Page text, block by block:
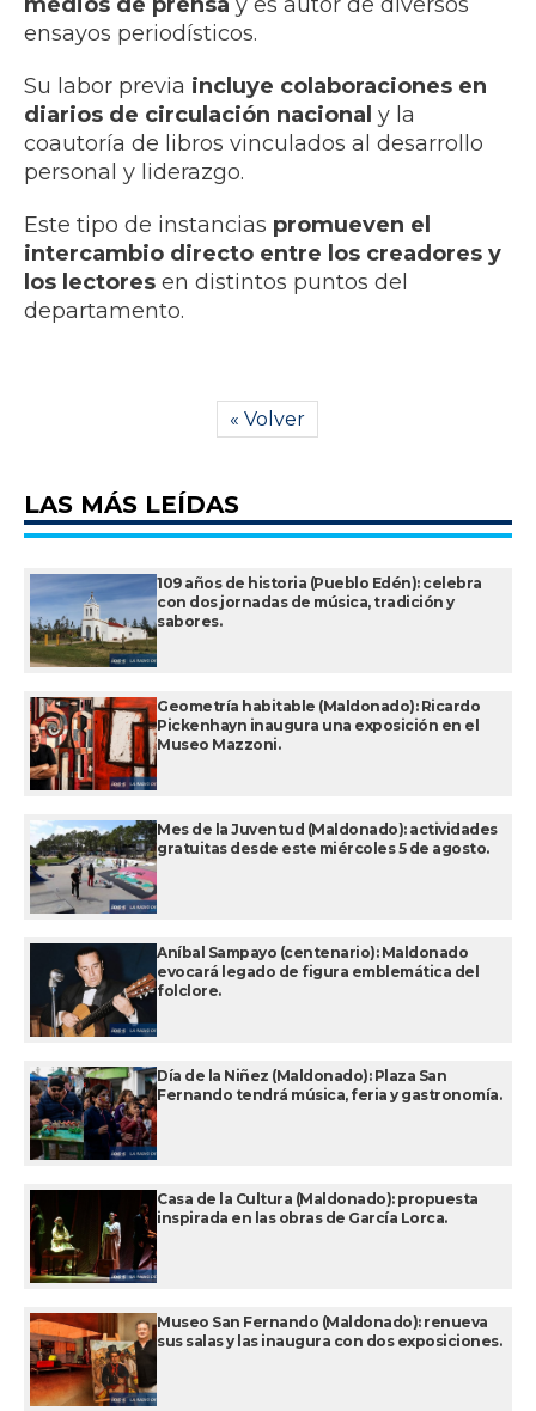
medios de prensa y es autor de diversos
ensayos periodísticos.
Su labor previa incluye colaboraciones en
diarios de circulación nacional y la
coautoría de libros vinculados al desarrollo
personal y liderazgo.
Este tipo de instancias promueven el
intercambio directo entre los creadores y
los lectores en distintos puntos del
departamento.
« Volver
LAS MÁS LEÍDAS
109 años de historia (Pueblo Edén): celebra
con dos jornadas de música, tradición y
sabores.
Geometría habitable (Maldonado): Ricardo
Pickenhayn inaugura una exposición en el
Museo Mazzoni.
Mes de la Juventud (Maldonado): actividades
gratuitas desde este miércoles 5 de agosto.
Aníbal Sampayo (centenario): Maldonado
evocará legado de figura emblemática del
folclore.
Día de la Niñez (Maldonado): Plaza San
Fernando tendrá música, feria y gastronomía.
Casa de la Cultura (Maldonado): propuesta
inspirada en las obras de García Lorca.
Museo San Fernando (Maldonado): renueva
sus salas y las inaugura con dos exposiciones.